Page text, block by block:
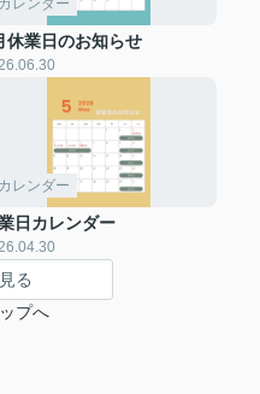
カレンダー
休業日のお知らせ
カレンダー
日カレンダー
る
プへ